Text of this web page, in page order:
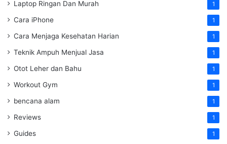
Laptop Ringan Dan Murah 1
Cara iPhone 1
Cara Menjaga Kesehatan Harian 1
Teknik Ampuh Menjual Jasa 1
Otot Leher dan Bahu 1
Workout Gym 1
bencana alam 1
Reviews 1
Guides 1